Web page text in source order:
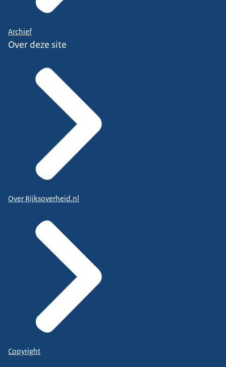
Archief
Over deze site
Over Rijksoverheid.nl
Copyright